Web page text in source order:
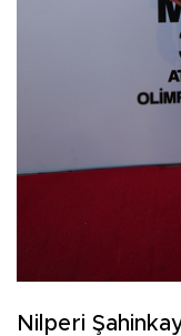
Nilperi